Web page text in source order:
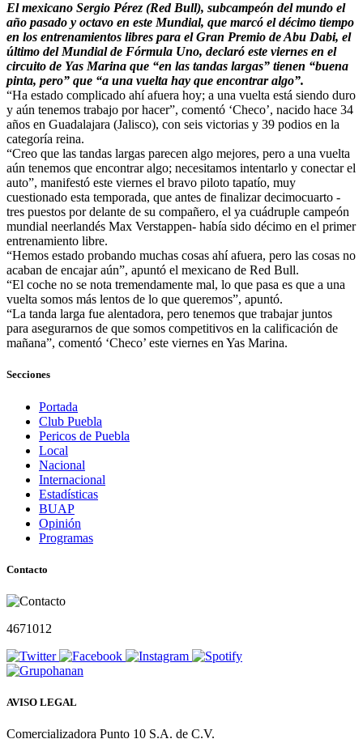
El mexicano Sergio Pérez (Red Bull), subcampeón del mundo el
año pasado y octavo en este Mundial, que marcó el décimo tiempo
en los entrenamientos libres para el Gran Premio de Abu Dabi, el
último del Mundial de Fórmula Uno, declaró este viernes en el
circuito de Yas Marina que “en las tandas largas” tienen “buena
pinta, pero” que “a una vuelta hay que encontrar algo”.
“Ha estado complicado ahí afuera hoy; a una vuelta está siendo duro
y aún tenemos trabajo por hacer”, comentó ‘Checo’, nacido hace 34
años en Guadalajara (Jalisco), con seis victorias y 39 podios en la
categoría reina.
“Creo que las tandas largas parecen algo mejores, pero a una vuelta
aún tenemos que encontrar algo; necesitamos intentarlo y conectar el
auto”, manifestó este viernes el bravo piloto tapatío, muy
cuestionado esta temporada, que antes de finalizar decimocuarto -
tres puestos por delante de su compañero, el ya cuádruple campeón
mundial neerlandés Max Verstappen- había sido décimo en el primer
entrenamiento libre.
“Hemos estado probando muchas cosas ahí afuera, pero las cosas no
acaban de encajar aún”, apuntó el mexicano de Red Bull.
“El coche no se nota tremendamente mal, lo que pasa es que a una
vuelta somos más lentos de lo que queremos”, apuntó.
“La tanda larga fue alentadora, pero tenemos que trabajar juntos
para asegurarnos de que somos competitivos en la calificación de
mañana”, comentó ‘Checo’ este viernes en Yas Marina.
Secciones
Portada
Club Puebla
Pericos de Puebla
Local
Nacional
Internacional
Estadísticas
BUAP
Opinión
Programas
Contacto
4671012
AVISO LEGAL
Comercializadora Punto 10 S.A. de C.V.